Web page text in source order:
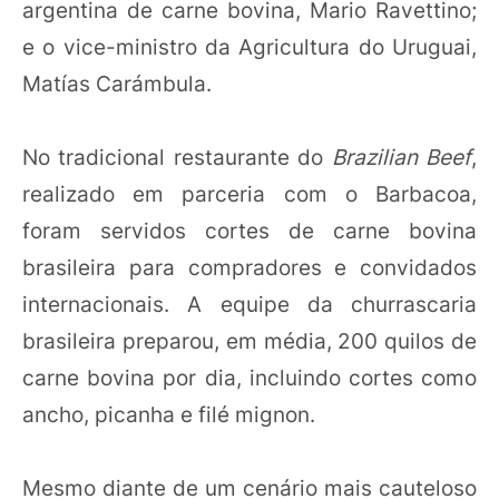
argentina de carne bovina, Mario Ravettino;
e o vice-ministro da Agricultura do Uruguai,
Matías Carámbula.
No tradicional restaurante do Brazilian Beef,
realizado em parceria com o Barbacoa,
foram servidos cortes de carne bovina
brasileira para compradores e convidados
internacionais. A equipe da churrascaria
brasileira preparou, em média, 200 quilos de
carne bovina por dia, incluindo cortes como
ancho, picanha e filé mignon.
Mesmo diante de um cenário mais cauteloso